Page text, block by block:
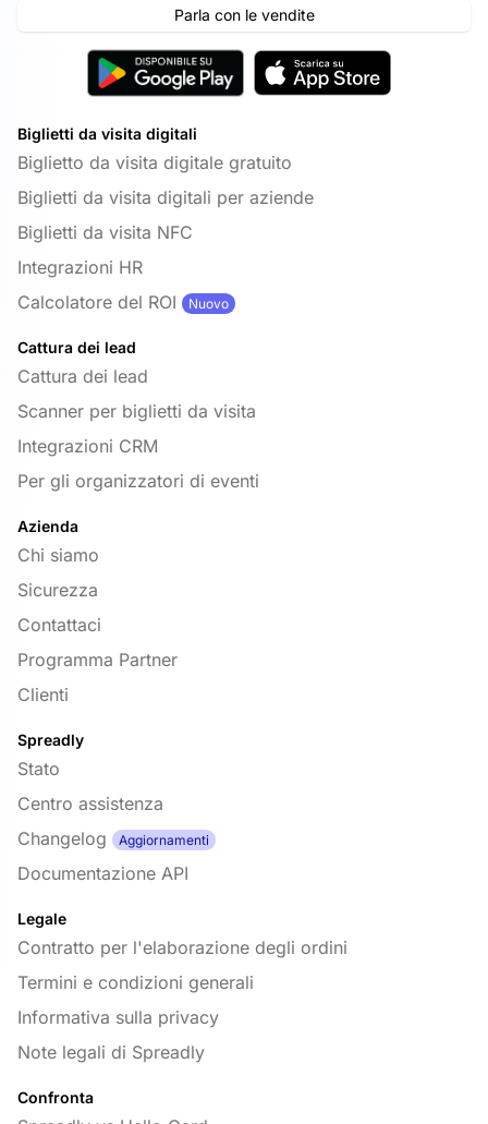
Parla con le vendite
Biglietti da visita digitali
Biglietto da visita digitale gratuito
Biglietti da visita digitali per aziende
Biglietti da visita NFC
Integrazioni HR
Calcolatore del ROI
Nuovo
Cattura dei lead
Cattura dei lead
Scanner per biglietti da visita
Integrazioni CRM
Per gli organizzatori di eventi
Azienda
Chi siamo
Sicurezza
Contattaci
Programma Partner
Clienti
Spreadly
Stato
Centro assistenza
Changelog
Aggiornamenti
Documentazione API
Legale
Contratto per l'elaborazione degli ordini
Termini e condizioni generali
Informativa sulla privacy
Note legali di Spreadly
Confronta